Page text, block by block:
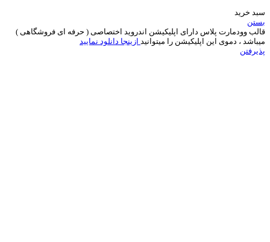
سبد خرید
بستن
قالب وودمارت پلاس دارای اپلیکیشن اندروید اختصاصی ( حرفه ای فروشگاهی )
میباشد ، دموی این اپلیکیشن را میتوانید ازینجا دانلود نمایید
پذیرفتن